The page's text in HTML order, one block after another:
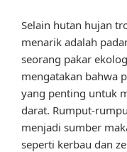
Selain hutan hujan
menarik adalah
seorang pakar
mengatakan bahwa
yang penting untuk
darat. Rumput-
menjadi sumber
seperti kerbau dan